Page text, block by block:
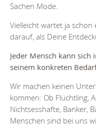
Sachen Mode.
Vielleicht wartet ja schon
darauf, als Deine
Jeder Mensch kann
seinem konkreten
Wir machen keinen
kommen: Ob Flüchtling,
Nichtsesshafte, Banker,
Menschen sind bei uns